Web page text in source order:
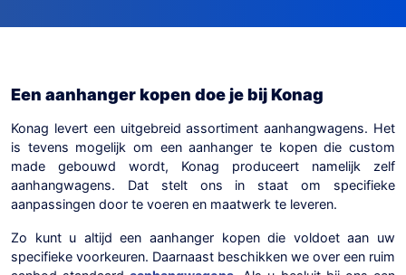
Een aanhanger kopen doe je bij Konag
Konag levert een uitgebreid assortiment aanhangwagens. Het
is tevens mogelijk om een aanhanger te kopen die custom
made gebouwd wordt, Konag produceert namelijk zelf
aanhangwagens. Dat stelt ons in staat om specifieke
aanpassingen door te voeren en maatwerk te leveren.
Zo kunt u altijd een aanhanger kopen die voldoet aan uw
specifieke voorkeuren. Daarnaast beschikken we over een ruim